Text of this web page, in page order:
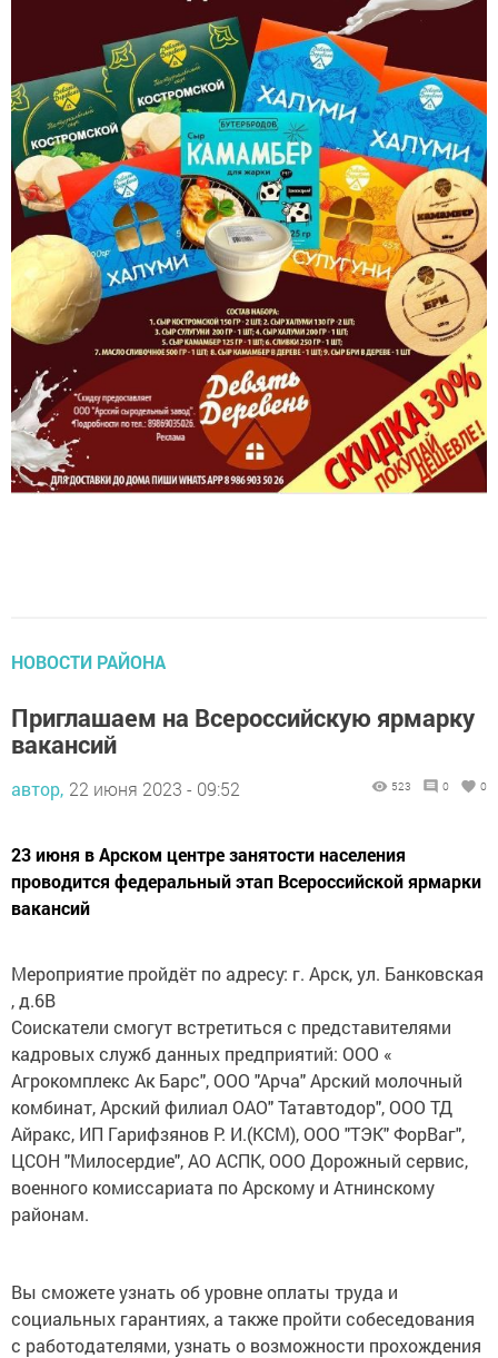
НОВОСТИ РАЙОНА
Приглашаем на Всероссийскую ярмарку
вакансий
автор, 22 июня 2023 - 09:52 523 0 0
23 июня в Арском центре занятости населения
проводится федеральный этап Всероссийской ярмарки
вакансий
Мероприятие пройдёт по адресу: г. Арск, ул. Банковская
, д.6В
Соискатели смогут встретиться с представителями
кадровых служб данных предприятий: ООО «
Агрокомплекс Ак Барс", ООО "Арча" Арский молочный
комбинат, Арский филиал ОАО" Татавтодор", ООО ТД
Айракс, ИП Гарифзянов Р. И.(КСМ), ООО "ТЭК" ФорВаг",
ЦСОН "Милосердие", АО АСПК, ООО Дорожный сервис,
военного комиссариата по Арскому и Атнинскому
районам.
Вы сможете узнать об уровне оплаты труда и
социальных гарантиях, а также пройти собеседования
с работодателями, узнать о возможности прохождения